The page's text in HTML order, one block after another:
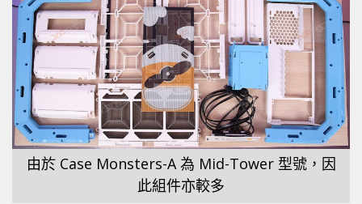
由於 Case Monsters-A 為 Mid-Tower 型號，因
此組件亦較多